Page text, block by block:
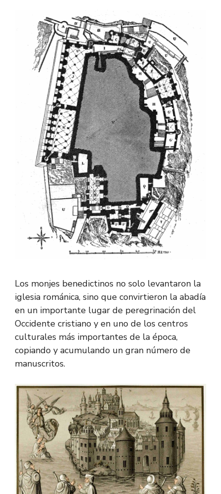
Los monjes benedictinos no solo levantaron la
iglesia románica, sino que convirtieron la abadía
en un importante lugar de peregrinación del
Occidente cristiano y en uno de los centros
culturales más importantes de la época,
copiando y acumulando un gran número de
manuscritos.